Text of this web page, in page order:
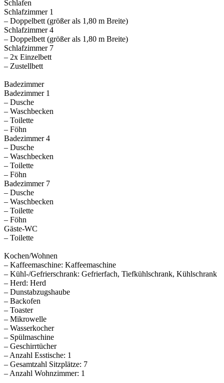
Schlafen
Schlafzimmer 1
– Doppelbett (größer als 1,80 m Breite)
Schlafzimmer 4
– Doppelbett (größer als 1,80 m Breite)
Schlafzimmer 7
– 2x Einzelbett
– Zustellbett
Badezimmer
Badezimmer 1
– Dusche
– Waschbecken
– Toilette
– Föhn
Badezimmer 4
– Dusche
– Waschbecken
– Toilette
– Föhn
Badezimmer 7
– Dusche
– Waschbecken
– Toilette
– Föhn
Gäste-WC
– Toilette
Kochen/Wohnen
– Kaffeemaschine: Kaffeemaschine
– Kühl-/Gefrierschrank: Gefrierfach, Tiefkühlschrank, Kühlschrank
– Herd: Herd
– Dunstabzugshaube
– Backofen
– Toaster
– Mikrowelle
– Wasserkocher
– Spülmaschine
– Geschirrtücher
– Anzahl Esstische: 1
– Gesamtzahl Sitzplätze: 7
– Anzahl Wohnzimmer: 1